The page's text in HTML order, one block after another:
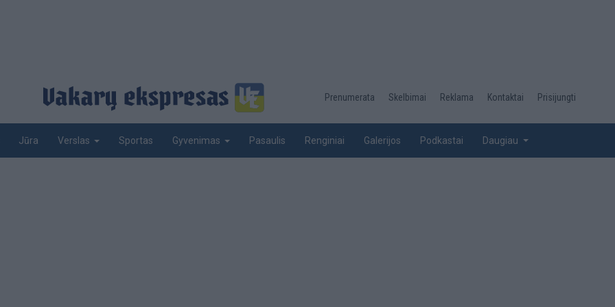
Desktop
top
Prenumerata Skelbimai Reklama Kontaktai Prisijungti
Jūra Verslas Sportas Gyvenimas Pasaulis Renginiai Galerijos Podkastai Daugiau